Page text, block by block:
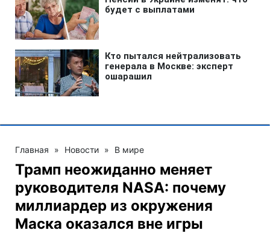
Главная » Новости » В мире
Трамп неожиданно меняет
руководителя NASA: почему
миллиардер из окружения
Маска оказался вне игры